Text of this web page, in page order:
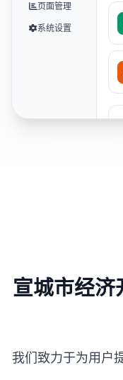
页面管理
系统设置
宣城市经济
我们致力于为用户